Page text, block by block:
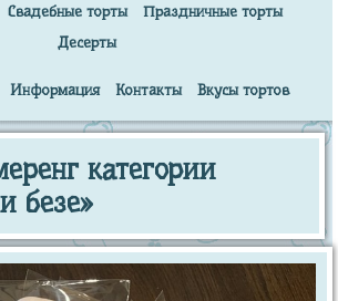
Свадебные торты
Праздничные торты
Десерты
Информация Контакты Вкусы тортов
категории
безе»